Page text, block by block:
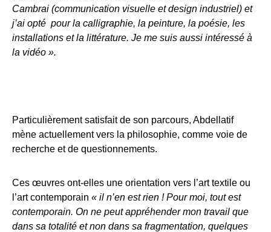
Cambrai (communication visuelle et design industriel) et
j’ai opté pour la calligraphie, la peinture, la poésie, les
installations et la littérature. Je me suis aussi intéressé à
la vidéo ».
Particulièrement satisfait de son parcours, Abdellatif
mène actuellement vers la philosophie, comme voie de
recherche et de questionnements.
Ces œuvres ont-elles une orientation vers l’art textile ou
l’art contemporain « il n’en est rien ! Pour moi, tout est
contemporain. On ne peut appréhender mon travail que
dans sa totalité et non dans sa fragmentation, quelques